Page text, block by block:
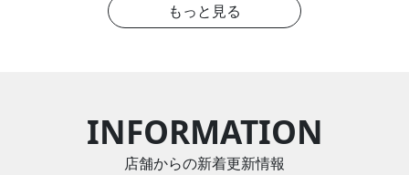
もっと見る
INFORMATION
店舗からの新着更新情報